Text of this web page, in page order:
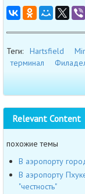
Теги: Hartsfield
терминал
Relevant Content
похожие темы
В аэропорту
В аэропорту
"честность"